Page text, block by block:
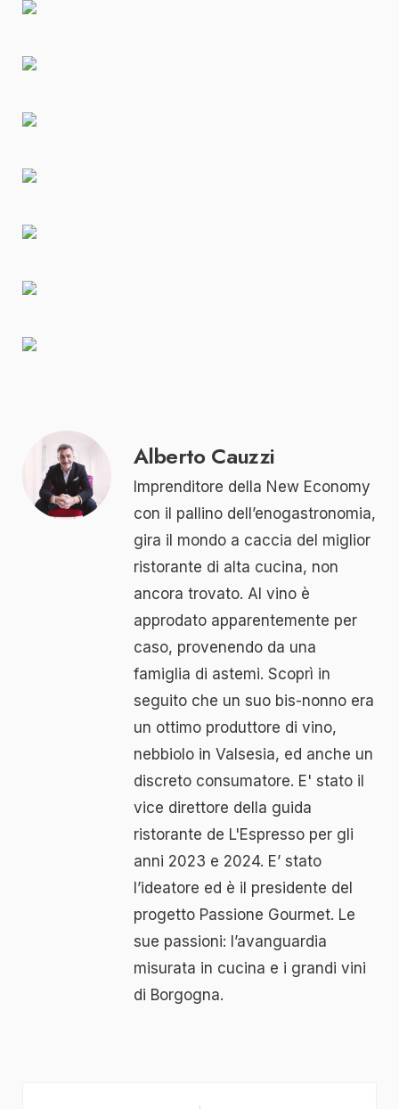
Alberto Cauzzi
Imprenditore della New Economy
con il pallino dell’enogastronomia,
gira il mondo a caccia del miglior
ristorante di alta cucina, non
ancora trovato. Al vino è
approdato apparentemente per
caso, provenendo da una
famiglia di astemi. Scoprì in
seguito che un suo bis-nonno era
un ottimo produttore di vino,
nebbiolo in Valsesia, ed anche un
discreto consumatore. E' stato il
vice direttore della guida
ristorante de L'Espresso per gli
anni 2023 e 2024. E’ stato
l’ideatore ed è il presidente del
progetto Passione Gourmet. Le
sue passioni: l’avanguardia
misurata in cucina e i grandi vini
di Borgogna.